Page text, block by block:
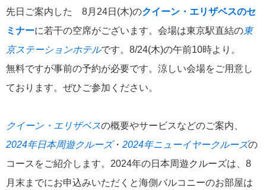
先日ご案内した 8月24日(木)のクイーン・エリザベスのセ
ミナーに若干の空席がございます。会場は東京駅直結の東
京ステーションホテルです。8/24(木)の午前10時より。
無料ですが事前の予約が必要です。涼しい会場をご用意し
ております。ぜひご参加ください。
クイーン・エリザベスの概要やサービスなどのご案内、
2024年日本周遊クルーズ・ 2024年ニューイヤークルーズの
コースをご紹介します。2024年の日本周遊クルーズは、8
月末までにお申込みいただくと海側バルコニーのお部屋は
飛鳥II 小山薫堂×飛鳥II～洋上の大人の文化祭～本日発売です
飛鳥II シンガポール寄港中です！
カテゴリーリスト